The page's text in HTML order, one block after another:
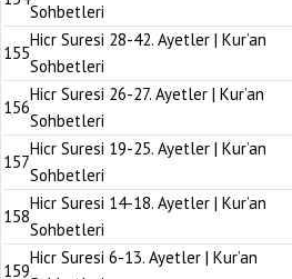
Sohbetleri
155
Hicr Suresi 28-42. Ayetler | Kur’an
Sohbetleri
156
Hicr Suresi 26-27. Ayetler | Kur’an
Sohbetleri
157
Hicr Suresi 19-25. Ayetler | Kur’an
Sohbetleri
158
Hicr Suresi 14-18. Ayetler | Kur’an
Sohbetleri
159
Hicr Suresi 6-13. Ayetler | Kur’an